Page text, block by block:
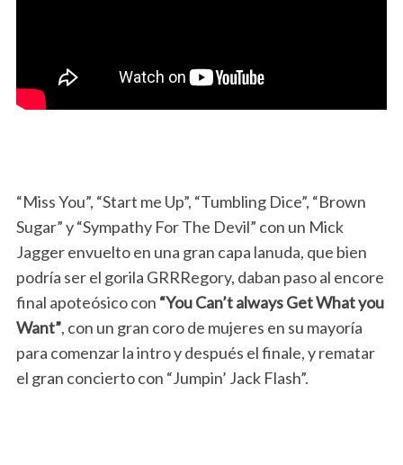
“Miss You”, “Start me Up”, “Tumbling Dice”, “Brown
Sugar” y “Sympathy For The Devil” con un Mick
Jagger envuelto en una gran capa lanuda, que bien
podría ser el gorila GRRRegory, daban paso al encore
final apoteósico con “You Can’t always Get What you
Want”, con un gran coro de mujeres en su mayoría
para comenzar la intro y después el finale, y rematar
el gran concierto con “Jumpin’ Jack Flash”.